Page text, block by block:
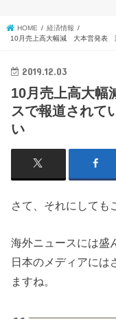
HOME
経済情報
10月売上高大幅減 大本営発表
2019.12.03
10月売上高大
スで報道されて
い
さて、それにしても
海外ニュースには盛
日本のメディアには
ますね。